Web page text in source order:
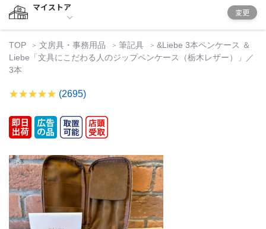
マイストア
変更
TOP 文房具・事務用品 筆記具
&Liebe 3本ペンケース ＆
Liebe「文具にこだわる人のジップペンケース（栃木レザー）」／
3本
(2695)